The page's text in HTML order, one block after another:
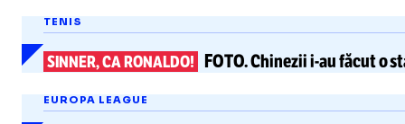
TENIS
SINNER, CA RONALDO! FOTO.Chineziii-aufăcut o
EUROPA LEAGUE